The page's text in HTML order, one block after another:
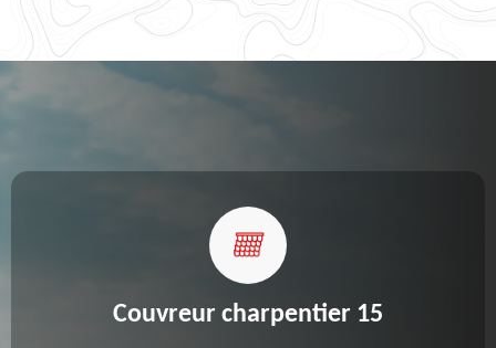
Couvreur charpentier 15